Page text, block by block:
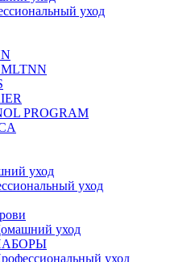
уход
PROGRAM
уход
уход
уход
уход